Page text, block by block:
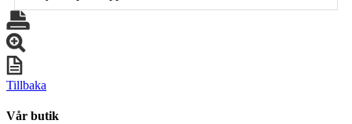
Tillbaka
Vår butik